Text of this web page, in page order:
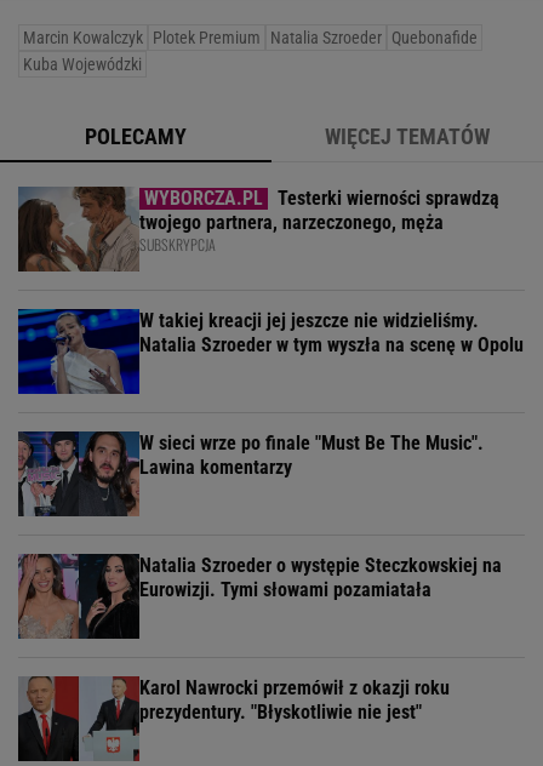
Marcin Kowalczyk Plotek Premium Natalia Szroeder Quebonafide
Kuba Wojewódzki
POLECAMY WIĘCEJ TEMATÓW
Testerki wierności sprawdzą
twojego partnera, narzeczonego, męża
SUBSKRYPCJA
W takiej kreacji jej jeszcze nie widzieliśmy.
Natalia Szroeder w tym wyszła na scenę w Opolu
W sieci wrze po finale "Must Be The Music".
Lawina komentarzy
Natalia Szroeder o występie Steczkowskiej na
Eurowizji. Tymi słowami pozamiatała
Karol Nawrocki przemówił z okazji roku
prezydentury. "Błyskotliwie nie jest"